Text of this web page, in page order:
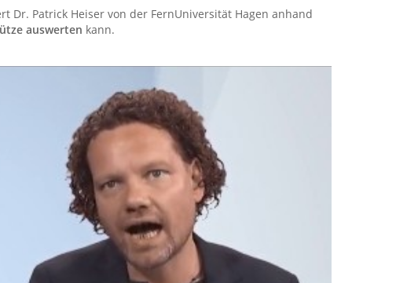
Dr. Patrick Heiser von der FernUniversität Hagen anhand
auswerten kann.